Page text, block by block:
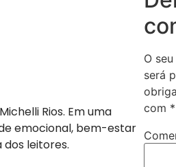
Rios. Em uma
emocional, bem-estar
leitores.
O
será
com *